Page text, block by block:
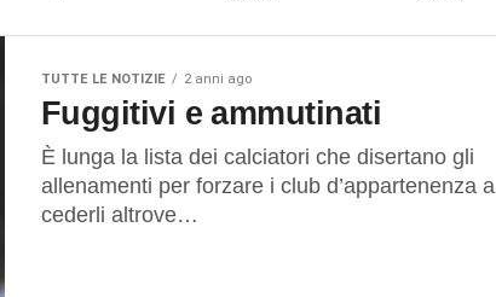
TUTTE LE NOTIZIE 2 anni ago
Fuggitivi e ammutinati
È lunga la lista dei calciatori che disertano gli
allenamenti per forzare i club d’appartenenza a
cederli altrove…